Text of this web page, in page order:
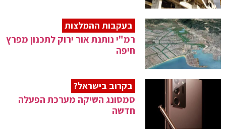
בעקבות ההמלצות
רמ"י נותנת אור ירוק לתכנון מפרץ
חיפה
בקרוב בישראל?
סמסונג השיקה מערכת הפעלה
חדשה